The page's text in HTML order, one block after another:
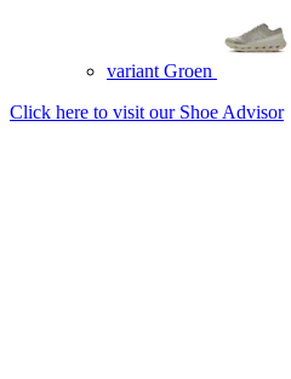
variant Groen
Click here to visit our Shoe Advisor